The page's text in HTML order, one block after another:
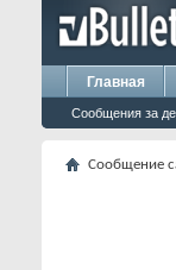
Главная
Сообщения за
Сообщение